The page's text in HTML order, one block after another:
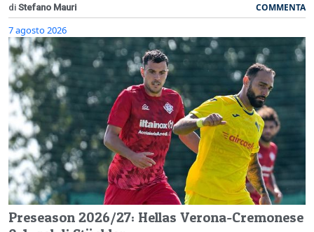
di Stefano Mauri COMMENTA
7 agosto 2026
Preseason 2026/27: Hellas Verona-Cremonese